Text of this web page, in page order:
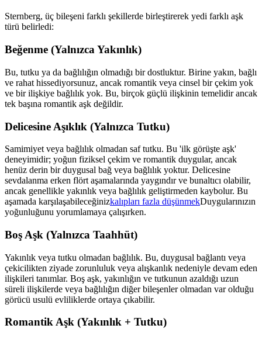
Sternberg, üç bileşeni farklı şekillerde birleştirerek yedi farklı aşk
türü belirledi:
Beğenme (Yalnızca Yakınlık)
Bu, tutku ya da bağlılığın olmadığı bir dostluktur. Birine yakın, bağlı
ve rahat hissediyorsunuz, ancak romantik veya cinsel bir çekim yok
ve bir ilişkiye bağlılık yok. Bu, birçok güçlü ilişkinin temelidir ancak
tek başına romantik aşk değildir.
Delicesine Aşıklık (Yalnızca Tutku)
Samimiyet veya bağlılık olmadan saf tutku. Bu 'ilk görüşte aşk'
deneyimidir; yoğun fiziksel çekim ve romantik duygular, ancak
henüz derin bir duygusal bağ veya bağlılık yoktur. Delicesine
sevdalanma erken flört aşamalarında yaygındır ve bunaltıcı olabilir,
ancak genellikle yakınlık veya bağlılık geliştirmeden kaybolur. Bu
aşamada karşılaşabileceğinizkalıpları fazla düşünmekDuygularınızın
yoğunluğunu yorumlamaya çalışırken.
Boş Aşk (Yalnızca Taahhüt)
Yakınlık veya tutku olmadan bağlılık. Bu, duygusal bağlantı veya
çekicilikten ziyade zorunluluk veya alışkanlık nedeniyle devam eden
ilişkileri tanımlar. Boş aşk, yakınlığın ve tutkunun azaldığı uzun
süreli ilişkilerde veya bağlılığın diğer bileşenler olmadan var olduğu
görücü usulü evliliklerde ortaya çıkabilir.
Romantik Aşk (Yakınlık + Tutku)